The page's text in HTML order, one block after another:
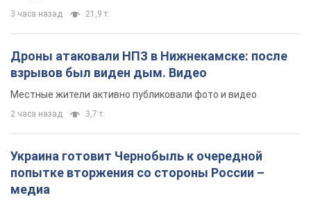
Украина готовит Чернобыль к очередной
попытке вторжения со стороны России –
медиа
Журналисты рассказали, что происходит в зоне
5 часов назад 16,5 т.